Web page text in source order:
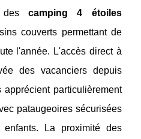
des camping 4 étoiles
couverts permettant de
l'année. L'accès direct à
des vacanciers depuis
particulièrement
pataugeoires sécurisées
La proximité des